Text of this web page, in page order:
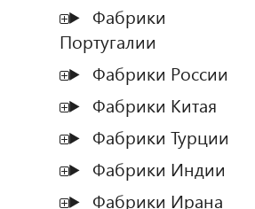
Фабрики
Португалии
Фабрики России
Фабрики Китая
Фабрики Турции
Фабрики Индии
Фабрики Ирана